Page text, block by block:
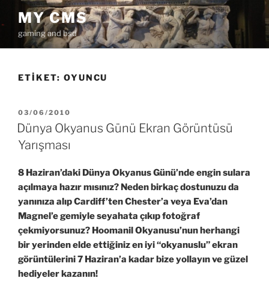
İçeriğe
MY CMS
gaming and bsd
ETIKET: OYUNCU
YAYIM
TARIHI
03/06/2010
Dünya Okyanus Günü Ekran Görüntüsü
Yarışması
8 Haziran’daki Dünya Okyanus Günü’nde engin sulara
açılmaya hazır mısınız? Neden birkaç dostunuzu da
yanınıza alıp Cardiff’ten Chester’a veya Eva’dan
Magnel’e gemiyle seyahata çıkıp fotoğraf
çekmiyorsunuz? Hoomanil Okyanusu’nun herhangi
bir yerinden elde ettiğiniz en iyi “okyanuslu” ekran
görüntülerini 7 Haziran’a kadar bize yollayın ve güzel
hediyeler kazanın!